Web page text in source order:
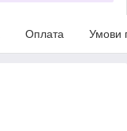
Оплата Умови